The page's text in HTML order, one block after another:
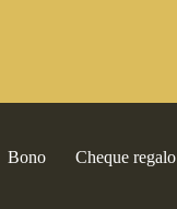
Bono Cheque regalo